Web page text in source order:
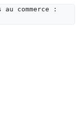
commerce :